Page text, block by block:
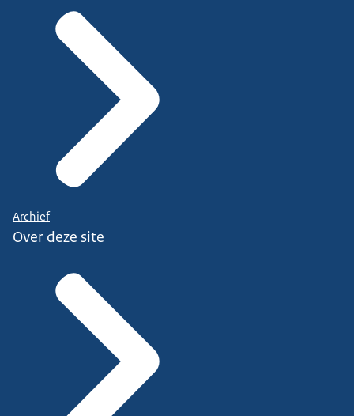
Archief
Over deze site